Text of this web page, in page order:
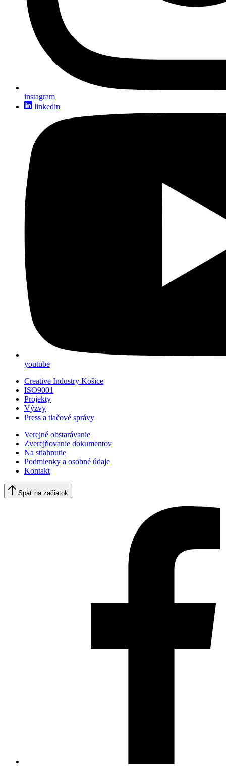
instagram
linkedin
youtube
Creative Industry Košice
ISO9001
Projekty
Výzvy
Press a tlačové správy
Verejné obstarávanie
Zverejňovanie dokumentov
Na stiahnutie
Podmienky a osobné údaje
Kontakt
Späť na začiatok